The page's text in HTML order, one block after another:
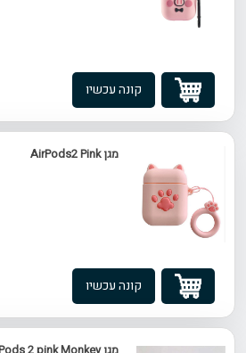
קונה עכשיו
מגן AirPods2 Pink
קונה עכשיו